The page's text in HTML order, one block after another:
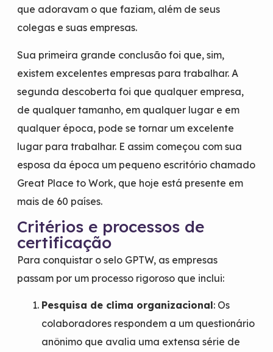
que adoravam o que faziam, além de seus
colegas e suas empresas.
Sua primeira grande conclusão foi que, sim,
existem excelentes empresas para trabalhar. A
segunda descoberta foi que qualquer empresa,
de qualquer tamanho, em qualquer lugar e em
qualquer época, pode se tornar um excelente
lugar para trabalhar. E assim começou com sua
esposa da época um pequeno escritório chamado
Great Place to Work, que hoje está presente em
mais de 60 países.
Critérios e processos de
certificação
Para conquistar o selo GPTW, as empresas
passam por um processo rigoroso que inclui:
Pesquisa de clima organizacional: Os
colaboradores respondem a um questionário
anônimo que avalia uma extensa série de